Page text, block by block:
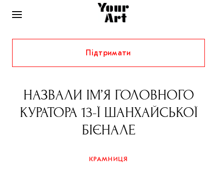
НОВИНИ
ІНТЕРВ’Ю
ХУДОЖНИКИ
КУРАТОРИ
РІДНИЙ КРАЙ
ФЕСТИВАЛІ
СТАТТІ
Підтримати
НАЗВАЛИ ІМ’Я ГОЛОВНОГО
КУРАТОРА 13-Ї ШАНХАЙСЬКОЇ
БІЄНАЛЕ
КРАМНИЦЯ